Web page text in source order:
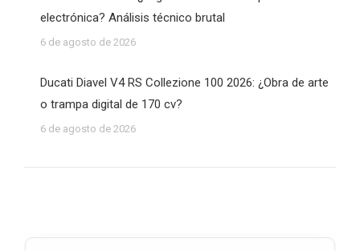
electrónica? Análisis técnico brutal
6 de agosto de 2026
Ducati Diavel V4 RS Collezione 100 2026: ¿Obra de arte
o trampa digital de 170 cv?
6 de agosto de 2026